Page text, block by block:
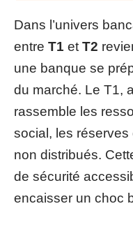
Dans l’univers
entre T1 et T2
une banque se
du marché. Le T1,
rassemble les
social, les
non distribués.
de sécurité
encaisser un choc